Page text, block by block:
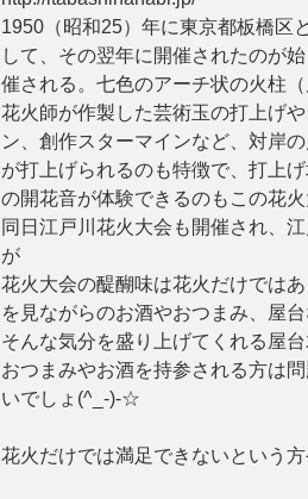
1950（昭和25）年に東京都板橋区
して、その翌年に開催されたのが
催される。七色のアーチ状の火柱
花火師が作製した芸術玉の打上げ
ン、創作スターマインなど、対岸
が打上げられるのも特徴で、打上
の開花音が体験できるのもこの花火
同日江戸川花火大会も開催され、
が
花火大会の醍醐味は花火だけでは
を見ながらのお酒やおつまみ、屋
そんな気分を盛り上げてくれる屋
おつまみやお酒を持参される方は
いでしょ(^_-)-☆
花火だけでは満足できないという